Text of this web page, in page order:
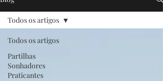
Todos os artigos
Partilhas
Sonhadores
Praticantes
Todos os artigos